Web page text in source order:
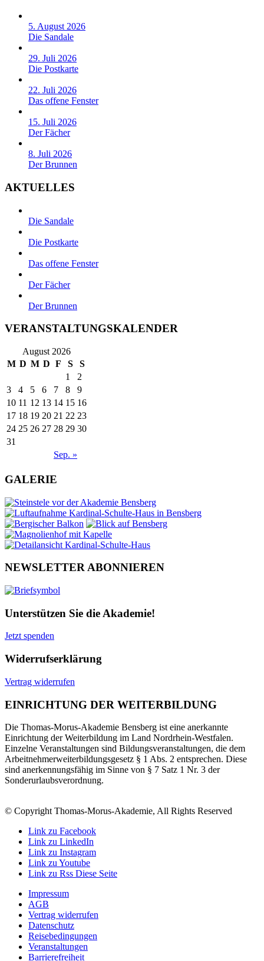
5. August 2026
Die Sandale
29. Juli 2026
Die Postkarte
22. Juli 2026
Das offene Fenster
15. Juli 2026
Der Fächer
8. Juli 2026
Der Brunnen
AKTUELLES
Die Sandale
Die Postkarte
Das offene Fenster
Der Fächer
Der Brunnen
VERANSTALTUNGSKALENDER
August 2026
M D M D F S S
Sep. »
1
2
3
4 5 6 7 8
9
10 11 12 13 14 15 16
17 18 19 20 21 22 23
24 25 26 27 28 29 30
31
GALERIE
NEWSLETTER ABONNIEREN
Unterstützen Sie die Akademie!
Jetzt spenden
Widerrufserklärung
Vertrag widerrufen
EINRICHTUNG DER WEITERBILDUNG
Die Thomas-Morus-Akademie Bensberg ist eine anerkannte
Einrichtung der Weiterbildung im Land Nordrhein-Westfalen.
Einzelne Veranstaltungen sind Bildungsveranstaltungen, die dem
Arbeitnehmerweiterbildungsgesetz § 1 Abs. 2 entsprechen. Diese
sind anerkennungsfähig im Sinne von § 7 Satz 1 Nr. 3 der
Sonderurlaubsverordnung.
© Copyright Thomas-Morus-Akademie, All Rights Reserved
Link zu Facebook
Link zu LinkedIn
Link zu Instagram
Link zu Youtube
Link zu Rss Diese Seite
Impressum
AGB
Vertrag widerrufen
Datenschutz
Reisebedingungen
Veranstaltungen
Barrierefreiheit